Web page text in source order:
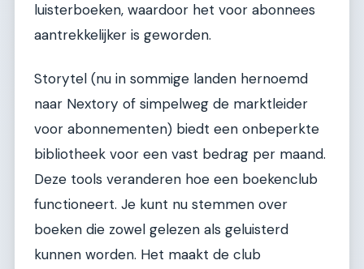
luisterboeken, waardoor het voor abonnees
aantrekkelijker is geworden.
Storytel (nu in sommige landen hernoemd
naar Nextory of simpelweg de marktleider
voor abonnementen) biedt een onbeperkte
bibliotheek voor een vast bedrag per maand.
Deze tools veranderen hoe een boekenclub
functioneert. Je kunt nu stemmen over
boeken die zowel gelezen als geluisterd
kunnen worden. Het maakt de club